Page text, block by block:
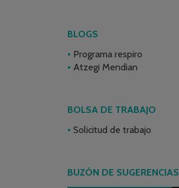
BLOGS
Programa respiro
Atzegi Mendian
BOLSA DE TRABAJO
Solicitud de trabajo
BUZÓN DE SUGERENCIAS